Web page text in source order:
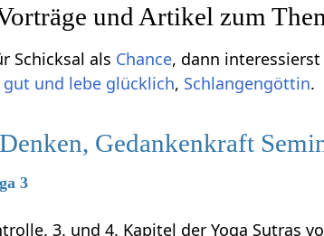
und Artikel zum
Schicksal als Chance, dann
gut und lebe glücklich, Schlangengöttin.
Gedankenkraft
3
3. und 4. Kapitel der Yoga Sutras